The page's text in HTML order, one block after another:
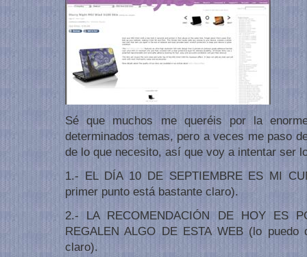
Sé que muchos me queréis por la
determinados temas, pero a veces me paso
de lo que necesito, así que voy a intentar ser
1.- EL DÍA 10 DE SEPTIEMBRE ES MI
primer punto está bastante claro).
2.- LA RECOMENDACIÓN DE HOY ES
REGALEN ALGO DE ESTA WEB (lo
claro).